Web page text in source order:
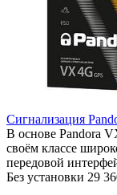
Сигнализация
В основе Pandora
своём классе
передовой
Без установки 29